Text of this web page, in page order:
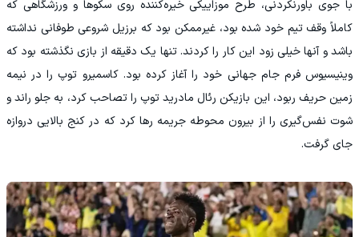
با جوی باورنکردنی، طرح موزاییکی خیره‌کننده روی سکوها و ورزشگاهی که
کاملاً وقف تیم خود شده بود، غیرممکن بود که برزیل شروعی طوفانی نداشته
باشد و آنها خیلی زود این کار را کردند. تنها یک دقیقه از بازی نگذشته بود که
وینیسیوس فرم جام جهانی خود را آغاز کرده بود. کاسمیرو توپ را در نیمه
زمین حریف ربود، این بازیکن رئال مادرید توپ را تصاحب کرد، به جلو راند و
شوت نفس‌گیری را از بیرون محوطه جریمه رها کرد که در کنج بالایی دروازه
جای گرفت.